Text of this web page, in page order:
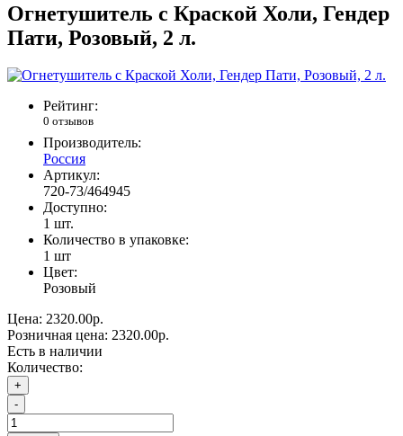
Огнетушитель с Краской Холи, Гендер
Пати, Розовый, 2 л.
Рейтинг:
0 отзывов
Производитель:
Россия
Артикул:
720-73/464945
Доступно:
1 шт.
Количество в упаковке:
1 шт
Цвет:
Розовый
Цена: 2320.00р.
Розничная цена: 2320.00р.
Есть в наличии
Количество:
+
-